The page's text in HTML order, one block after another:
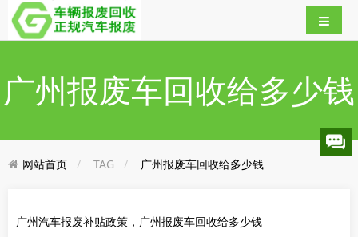
广州报废车回收给多少钱
网站首页 TAG 广州报废车回收给多少钱
广州汽车报废补贴政策，广州报废车回收给多少钱